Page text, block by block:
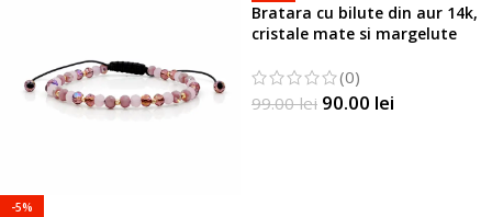
-5%
Bratara cu bilute din aur 14k,
cristale mate si margelute
(0)
99.00lei 90.00 lei